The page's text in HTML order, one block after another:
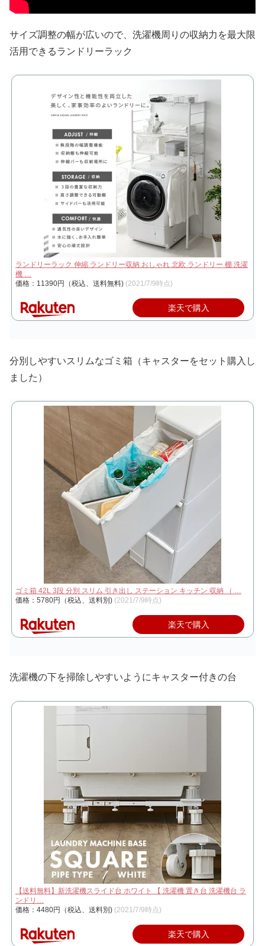
サイズ調整の幅が広いので、洗濯機周りの収納力を最大限
活用できるランドリーラック
ランドリーラック 伸縮 ランドリー収納 おしゃれ 北欧 ランドリー 棚 洗濯
機 …
価格：11390円（税込、送料無料) (2021/7/9時点)
楽天で購入
分別しやすいスリムなゴミ箱（キャスターをセット購入し
ました）
ゴミ箱 42L 3段 分別 スリム 引き出し ステーション キッチン 収納 （ …
価格：5780円（税込、送料別) (2021/7/9時点)
楽天で購入
洗濯機の下を掃除しやすいようにキャスター付きの台
【送料無料】新洗濯機スライド台 ホワイト 【 洗濯機 置き台 洗濯機台 ラ
ンドリ…
価格：4480円（税込、送料別) (2021/7/9時点)
楽天で購入